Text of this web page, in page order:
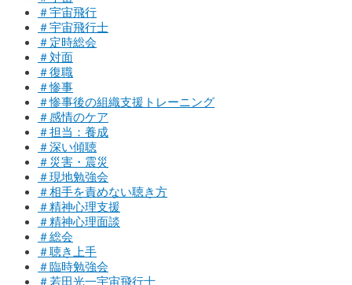
＃宇宙飛行
＃宇宙飛行士
＃定時総会
＃対面
＃復職
＃惨事
＃惨事後の組織支援トレーニング
＃感情のケア
＃担当：養成
＃深い傾聴
＃災害・震災
＃現地勉強会
＃相手を責めない聴き方
＃精神心理支援
＃精神心理面談
＃総会
＃聴き上手
＃臨時勉強会
＃若田光一宇宙飛行士